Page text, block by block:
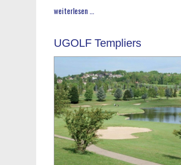
weiterlesen ...
UGOLF Templiers